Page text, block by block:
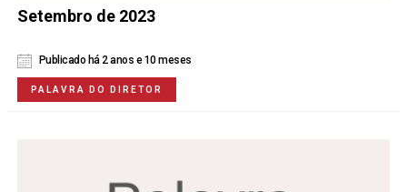
Setembro de 2023
Publicado há 2 anos e 10 meses
PALAVRA DO DIRETOR